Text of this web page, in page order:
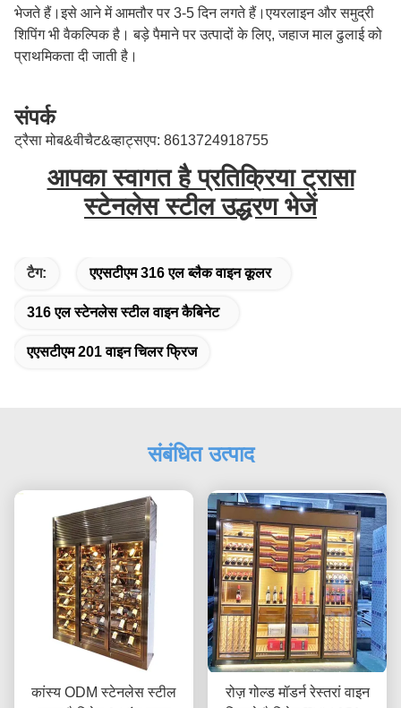
भेजते हैं।इसे आने में आमतौर पर 3-5 दिन लगते हैं।एयरलाइन और समुद्री
शिपिंग भी वैकल्पिक है। बड़े पैमाने पर उत्पादों के लिए, जहाज माल ढुलाई को
प्राथमिकता दी जाती है।
संपर्क
ट्रैसा मोब&वीचैट&व्हाट्सएप: 8613724918755
आपका स्वागत है प्रतिक्रिया ट्रासा
स्टेनलेस स्टील उद्धरण भेजें
टैग: एएसटीएम 316 एल ब्लैक वाइन कूलर
316 एल स्टेनलेस स्टील वाइन कैबिनेट
एएसटीएम 201 वाइन चिलर फ्रिज
संबंधित उत्पाद
कांस्य ODM स्टेनलेस स्टील
रोज़ गोल्ड मॉडर्न रेस्तरां वाइन